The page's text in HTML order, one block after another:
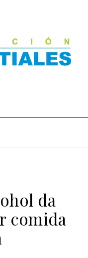
da
comida